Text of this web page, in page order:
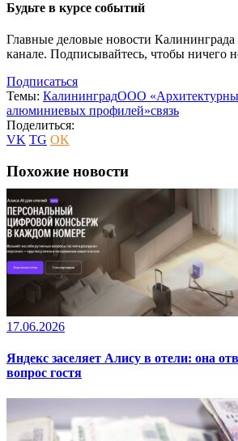
Будьте в курсе событий
Главные деловые новости
канале. Подписывайтесь, чтобы ничего
Подписаться
Темы: КалининградООО
алюминиевых профилей»связь
Поделиться:
VK TG OK
Похожие новости
17.06.2026
Яндекс заселяет Алису в отели: она
вопрос гостя